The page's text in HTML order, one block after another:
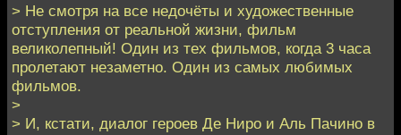
> Не смотря на все недочёты и художественные
отступления от реальной жизни, фильм
великолепный! Один из тех фильмов, когда 3 часа
пролетают незаметно. Один из самых любимых
фильмов.
>
> И, кстати, диалог героев Де Ниро и Аль Пачино в